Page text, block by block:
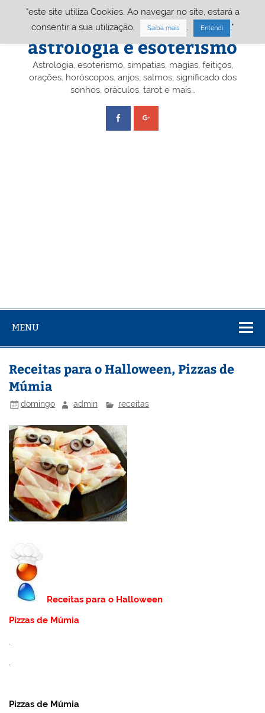
Portal A&E – Portal
astrologia e esoterismo
Astrologia, esoterismo, simpatias, magias, feitiços,
orações, horóscopos, anjos, salmos, significado dos
sonhos, oráculos, tarot e mais…
MENU
Receitas para o Halloween, Pizzas de
Múmia
domingo admin receitas
Receitas para o Halloween
Pizzas de Múmia
.
Pizzas de Múmia
"este site utiliza Cookies. Ao navegar no site, estará a
consentir a sua utilização.
Saiba mais Entendi ."